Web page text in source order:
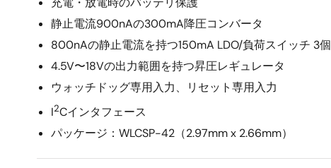
静止電流900nAの300mA降圧コンバータ
800nAの静止電流を持つ150mA LDO/負荷スイッチ 3個
4.5V〜18Vの出力範囲を持つ昇圧レギュレータ
ウォッチドッグ専用入力、リセット専用入力
I2Cインタフェース
パッケージ：WLCSP-42（2.97mm x 2.66mm）